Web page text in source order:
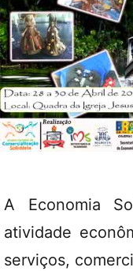
A Economia
atividade
serviços,